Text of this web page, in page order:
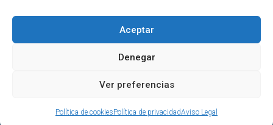
Aceptar
Denegar
Ver preferencias
Política de cookiesPolítica de privacidadAviso Legal
© Visual Hogar - Derechos reservados